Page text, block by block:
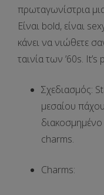
πρωταγωνίστρια
Είναι bold, είναι
κάνει να νιώθετε
ταινία των ’60s.
Σχεδιασμός:
μεσαίου
charms.
Charms: